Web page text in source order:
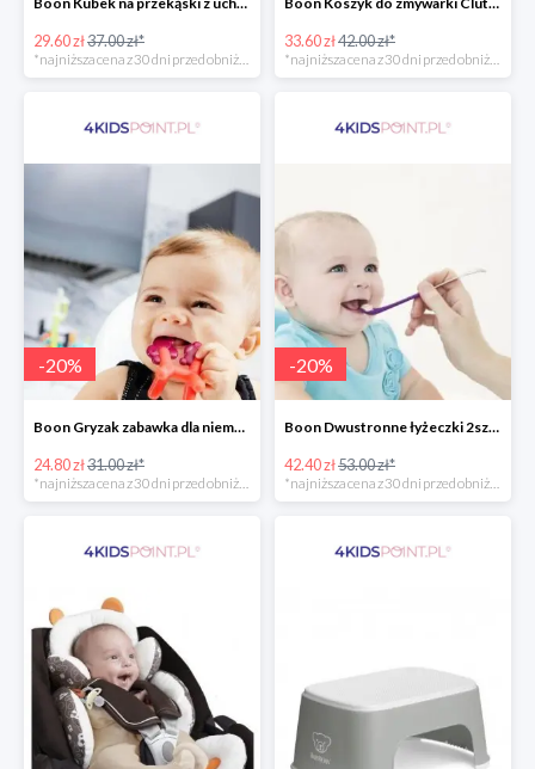
29.60 zł37.00 zł*
*najniższa cena z 30 dni przed obniżką
33.60 zł42.00 zł*
*najniższa cena z 30 dni przed obniżką
-20%
Boon Gryzak zabawka dla niemowlaka jednorożec Prance -20%
24.80 zł31.00 zł*
-20%
Boon Dwustronne łyżeczki 2szt. Orange -20%
42.40 zł53.00 zł*